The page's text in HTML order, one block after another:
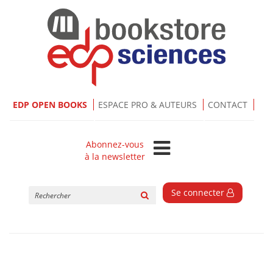
EDP OPEN BOOKS ESPACE PRO & AUTEURS CONTACT
Abonnez-vous
à la newsletter
Se connecter